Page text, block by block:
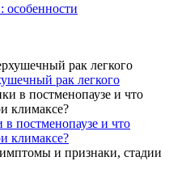
особенности
рак легкого
постменопаузе и что
климаксе?